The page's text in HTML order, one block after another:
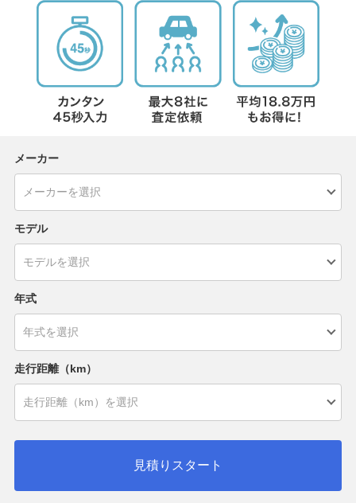
メーカー
モデル
年式
走行距離（km）
見積りスタート